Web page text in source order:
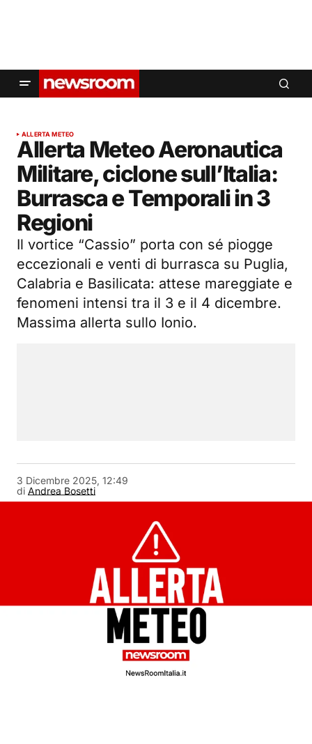
ALLERTA METEO
Allerta Meteo Aeronautica
Militare, ciclone sull’Italia:
Burrasca e Temporali in 3
Regioni
Il vortice “Cassio” porta con sé piogge
eccezionali e venti di burrasca su Puglia,
Calabria e Basilicata: attese mareggiate e
fenomeni intensi tra il 3 e il 4 dicembre.
Massima allerta sullo Ionio.
di Andrea Bosetti
3 Dicembre 2025, 12:49